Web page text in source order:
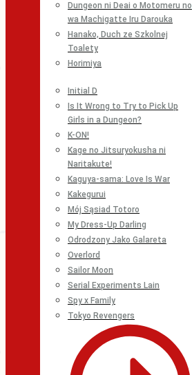
Dungeon ni Deai o Motomeru no
wa Machigatte Iru Darouka
Hanako, Duch ze Szkolnej
Toalety
Horimiya
Initial D
Is It Wrong to Try to Pick Up
Girls in a Dungeon?
K-ON!
Kage no Jitsuryokusha ni
Naritakute!
Kaguya-sama: Love Is War
Kakegurui
Mój Sąsiad Totoro
My Dress-Up Darling
Odrodzony Jako Galareta
Overlord
Sailor Moon
Serial Experiments Lain
Spy x Family
Tokyo Revengers